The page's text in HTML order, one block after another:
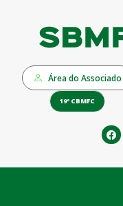
Área do Associado
19º CBMFC